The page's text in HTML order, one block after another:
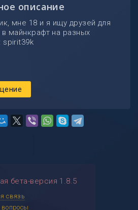
описание
мне 18 и я ищу друзей для
в майнкрафт на разных
spirit39k
бета-версия 1.8.5
связь